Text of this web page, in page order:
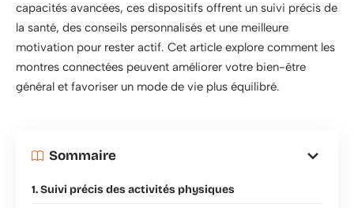
capacités avancées, ces dispositifs offrent un suivi précis de
la santé, des conseils personnalisés et une meilleure
motivation pour rester actif. Cet article explore comment les
montres connectées peuvent améliorer votre bien-être
général et favoriser un mode de vie plus équilibré.
Sommaire
1. Suivi précis des activités physiques